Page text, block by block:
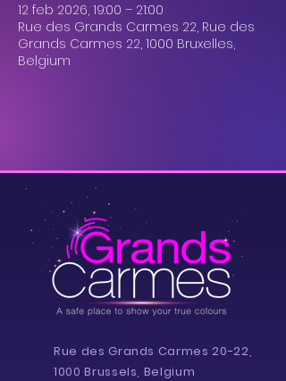
12 feb 2026, 19:00 – 21:00
Rue des Grands Carmes 22, Rue des
Grands Carmes 22, 1000 Bruxelles,
Belgium
Rue des Grands Carmes 20-22,
1000 Brussels, Belgium